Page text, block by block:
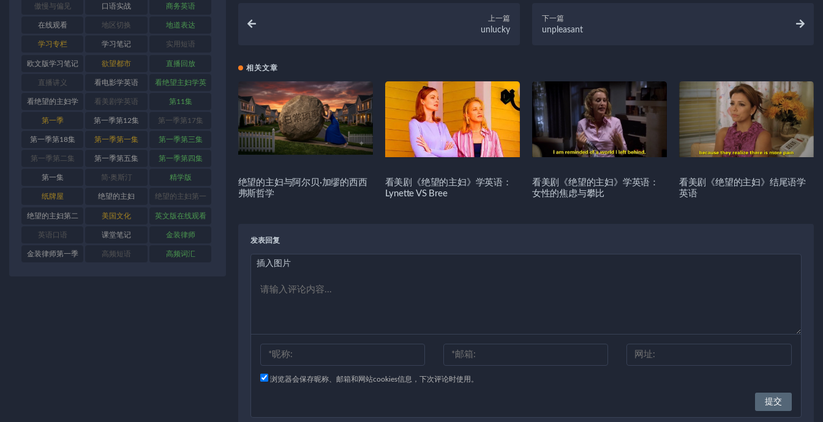
上一篇
unlucky
下一篇
unpleasant
相关文章
绝望的主妇与阿尔贝·加缪的西西
弗斯哲学
看美剧《绝望的主妇》学英语：
Lynette VS Bree
看美剧《绝望的主妇》学英语：
女性的焦虑与攀比
看美剧《绝望的主妇》结尾语学
英语
发表回复
插入图片
浏览器会保存昵称、邮箱和网站cookies信息，下次评论时使用。
傲慢与偏见 口语实战 商务英语
在线观看 地区切换 地道表达
学习专栏 学习笔记 实用短语
欧文版学习笔记 欲望都市 直播回放
直播讲义 看电影学英语 看绝望主妇学英
语
看绝望的主妇学
英语
看美剧学英语 第11集
第一季 第一季第12集 第一季第17集
第一季第18集 第一季第一集 第一季第三集
第一季第二集 第一季第五集 第一季第四集
第一集 简·奥斯汀 精学版
纸牌屋 绝望的主妇 绝望的主妇第一
季
绝望的主妇第二
季
美国文化 英文版在线观看
英语口语 课堂笔记 金装律师
金装律师第一季 高频短语 高频词汇